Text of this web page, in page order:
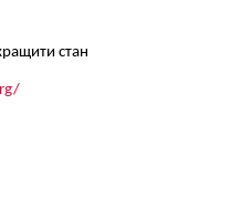
стан